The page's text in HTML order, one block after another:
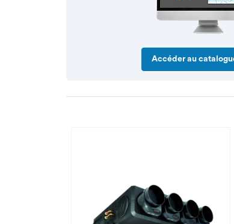
Accéder au